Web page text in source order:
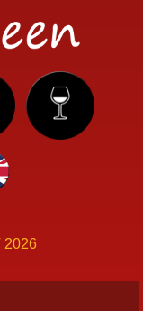
2026